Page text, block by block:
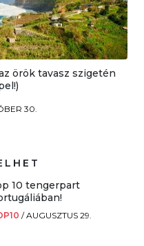
örök tavasz szigetén
30.
10 tengerpart
/AUGUSZTUS 29.